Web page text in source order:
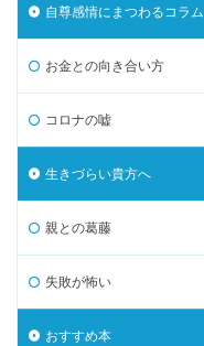
自尊感情にまつわるコラム
お金との向き合い方
コロナの嘘
生きづらい貴方へ
親との葛藤
失敗が怖い
おすすめ本